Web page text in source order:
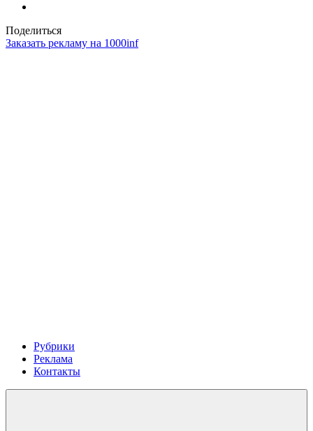
Поделиться
Заказать рекламу на 1000inf
Рубрики
Реклама
Контакты